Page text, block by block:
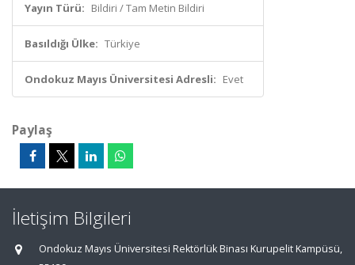
Yayın Türü: Bildiri / Tam Metin Bildiri
Basıldığı Ülke: Türkiye
Ondokuz Mayıs Üniversitesi Adresli: Evet
Paylaş
İletişim Bilgileri
Ondokuz Mayıs Üniversitesi Rektörlük Binası Kurupelit Kampüsü,